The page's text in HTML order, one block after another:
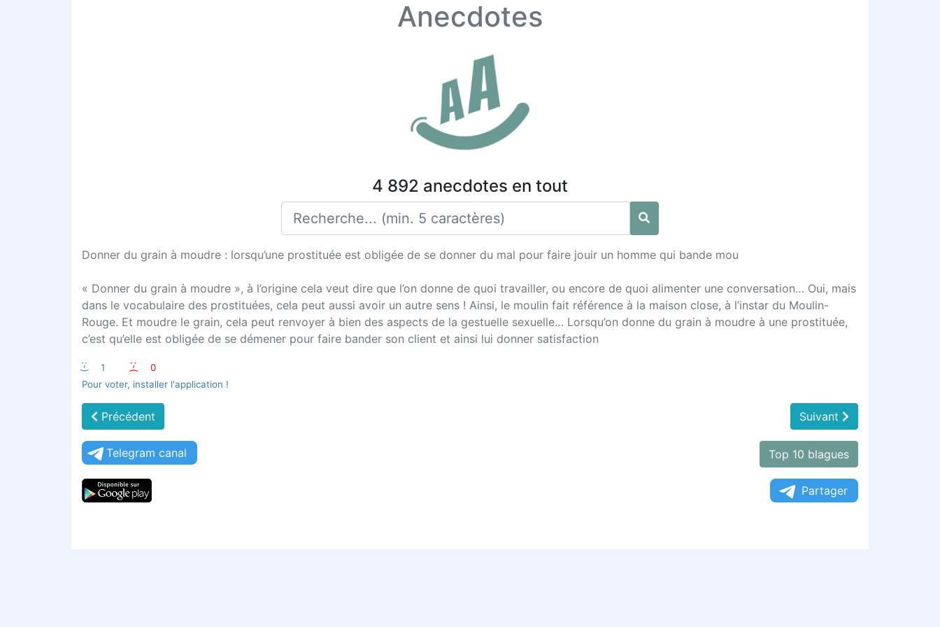
Anecdotes
4 892 anecdotes en tout
Donner du grain à moudre : lorsqu’une prostituée est obligée de se donner du mal pour faire jouir un homme qui bande mou
« Donner du grain à moudre », à l’origine cela veut dire que l’on donne de quoi travailler, ou encore de quoi alimenter une conversation… Oui, mais
dans le vocabulaire des prostituées, cela peut aussi avoir un autre sens ! Ainsi, le moulin fait référence à la maison close, à l’instar du Moulin-
Rouge. Et moudre le grain, cela peut renvoyer à bien des aspects de la gestuelle sexuelle… Lorsqu’on donne du grain à moudre à une prostituée,
c’est qu’elle est obligée de se démener pour faire bander son client et ainsi lui donner satisfaction
:-) 1 :-(
0
Pour voter, installer l'application !
Précédent Suivant
Telegram canal Top 10 blagues
Partager